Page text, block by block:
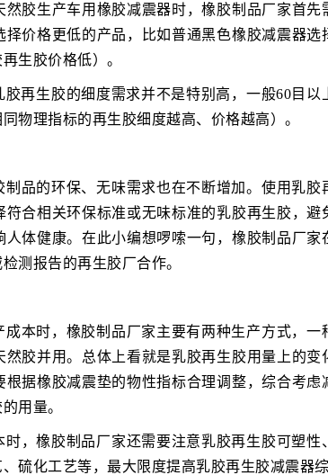
胶生产车用橡胶减震器时，橡胶制品厂家首先
价格更低的产品，比如普通黑色橡胶减震器选
生胶价格低）。
再生胶的细度需求并不是特别高，一般60目以
物理指标的再生胶细度越高、价格越高）。
品的环保、无味需求也在不断增加。使用乳胶
合相关环保标准或无味标准的乳胶再生胶，避
体健康。在此小编想啰嗦一句，橡胶制品厂家
测报告的再生胶厂合作。
本时，橡胶制品厂家主要有两种生产方式，一
胶并用。总体上看就是乳胶再生胶用量上的变
据橡胶减震垫的物性指标合理调整，综合考虑
用量。
，橡胶制品厂家还需要注意乳胶再生胶可塑性
硫化工艺等，最大限度提高乳胶再生胶减震器综